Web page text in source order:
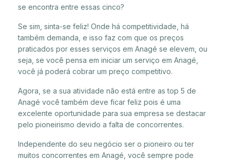
se encontra entre essas cinco?
Se sim, sinta-se feliz! Onde há competitividade, há
também demanda, e isso faz com que os preços
praticados por esses serviços em Anagé se elevem, ou
seja, se você pensa em iniciar um serviço em Anagé,
você já poderá cobrar um preço competitivo.
Agora, se a sua atividade não está entre as top 5 de
Anagé você também deve ficar feliz pois é uma
excelente oportunidade para sua empresa se destacar
pelo pioneirismo devido a falta de concorrentes.
Independente do seu negócio ser o pioneiro ou ter
muitos concorrentes em Anagé, você sempre pode